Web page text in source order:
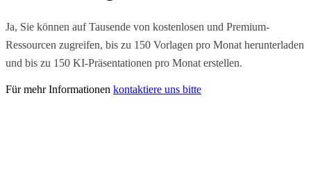
Ja, Sie können auf Tausende von kostenlosen und Premium-
Ressourcen zugreifen, bis zu 150 Vorlagen pro Monat herunterladen
und bis zu 150 KI-Präsentationen pro Monat erstellen.
Für mehr Informationen kontaktiere uns bitte